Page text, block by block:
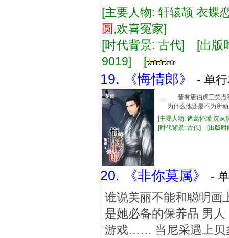
[主要人物: 轩辕颉 衣
圆,欢喜冤家]
[时代背景: 古代] [出
9019] [
19. 《悔情郎》 - 单
... 昔有唐伯虎三笑
为什么他还是不为
[主要人物: 诸葛怀瑾 沈
[时代背景: 古代] [出版
20. 《非你莫属》
-
谁说美丽不能和聪明画
是她必备的保养品 男
游戏…… 当尼采遇上贝